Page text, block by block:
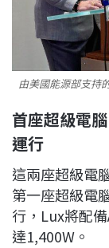
由美國能源部支持
首座超級電
運行
這兩座超級電
第一座超級電
行，Lux將配
達1,400W。